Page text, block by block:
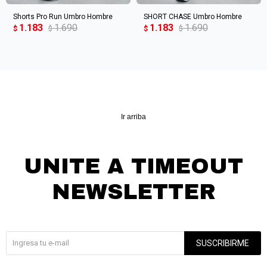
Shorts Pro Run Umbro Hombre
$ 1.183 $ 1.690
SHORT CHASE Umbro Hombre
$ 1.183 $ 1.690
Ir arriba
UNITE A TIMEOUT
NEWSLETTER
SUSCRIBIRME